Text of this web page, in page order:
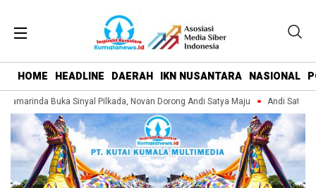
HOME HEADLINE DAERAH IKN NUSANTARA NASIONAL
Buka Sinyal Pilkada, Novan Dorong Andi Satya Maju Andi Satya